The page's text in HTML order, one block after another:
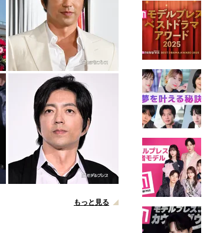
もっと見る